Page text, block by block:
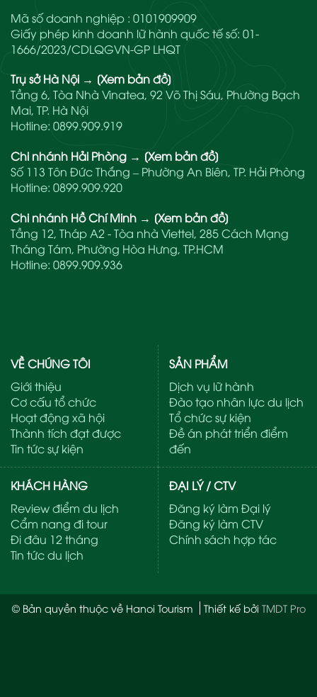
Mã số doanh nghiệp : 0101909909
Giấy phép kinh doanh lữ hành quốc tế số: 01-
1666/2023/CDLQGVN-GP LHQT
Trụ sở Hà Nội → [Xem bản đồ]
Tầng 6, Tòa Nhà Vinatea, 92 Võ Thị Sáu, Phường Bạch
Mai, TP. Hà Nội
Hotline: 0899.909.919
Chi nhánh Hải Phòng → [Xem bản đồ]
Số 113 Tôn Đức Thắng – Phường An Biên, TP. Hải Phòng
Hotline: 0899.909.920
Chi nhánh Hồ Chí Minh → [Xem bản đồ]
Tầng 12, Tháp A2 - Tòa nhà Viettel, 285 Cách Mạng
Tháng Tám, Phường Hòa Hưng, TP.HCM
Hotline: 0899.909.936
VỀ CHÚNG TÔI
Giới thiệu
Cơ cấu tổ chức
Hoạt động xã hội
Thành tích đạt được
Tin tức sự kiện
SẢN PHẨM
Dịch vụ lữ hành
Đào tạo nhân lực du lịch
Tổ chức sự kiện
Đề án phát triển điểm
đến
KHÁCH HÀNG
Review điểm du lịch
Cẩm nang đi tour
Đi đâu 12 tháng
Tin tức du lịch
ĐẠI LÝ / CTV
Đăng ký làm Đại lý
Đăng ký làm CTV
Chính sách hợp tác
© Bản quyền thuộc về Hanoi Tourism Thiết kế bởi TMDT Pro